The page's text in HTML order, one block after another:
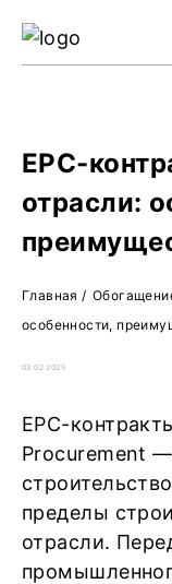
EPC-
отрасли:
Главная /
особенности,
03.02.2025
EPC-
Procurement
пределы
отрасли.